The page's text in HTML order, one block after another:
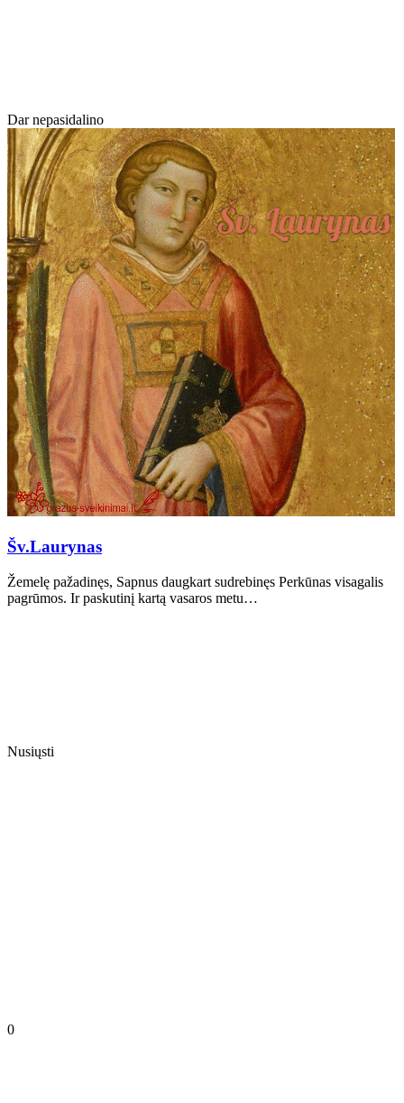
Dar nepasidalino
Šv.Laurynas
Žemelę pažadinęs, Sapnus daugkart sudrebinęs Perkūnas visagalis
pagrūmos. Ir paskutinį kartą vasaros metu…
Nusiųsti
0